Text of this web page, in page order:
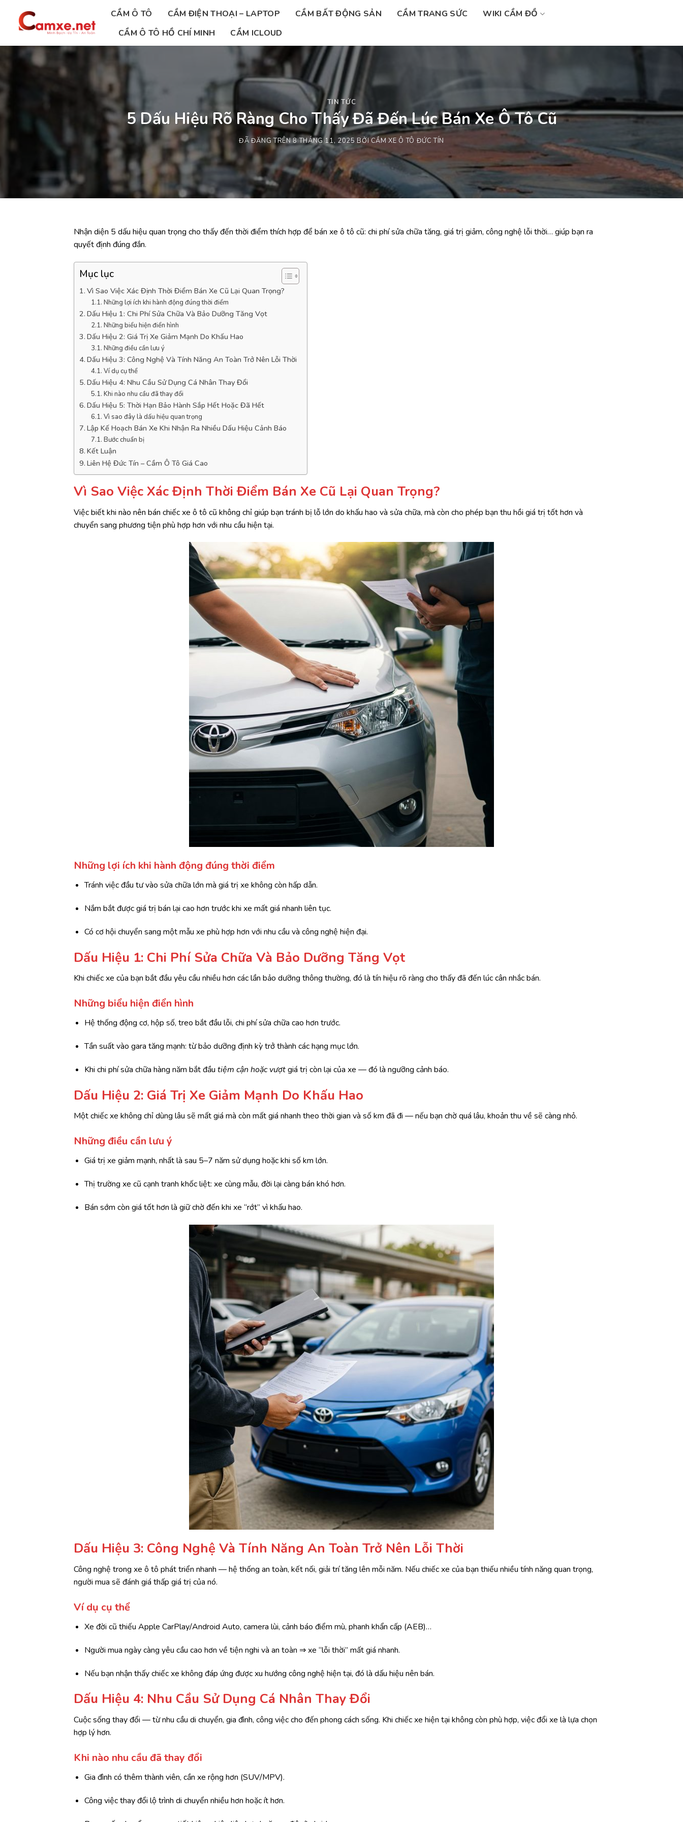
dung
CẦM Ô TÔ CẦM ĐIỆN THOẠI – LAPTOP CẦM BẤT ĐỘNG SẢN CẦM TRANG SỨC
WIKI CẦM ĐỒ
CẦM Ô TÔ HỒ CHÍ MINH
CẦM ICLOUD
TIN TỨC
5 Dấu Hiệu Rõ Ràng Cho Thấy Đã Đến Lúc Bán Xe Ô Tô Cũ
ĐÃ ĐĂNG TRÊN8 THÁNG 11, 2025 BỞICẦM XE Ô TÔ ĐỨC TÍN
Nhận diện 5 dấu hiệu quan trọng cho thấy đến thời điểm thích hợp để bán xe ô tô cũ: chi phí sửa chữa tăng, giá trị giảm, công nghệ lỗi thời… giúp bạn ra
quyết định đúng đắn.
Mục lục
Vì Sao Việc Xác Định Thời Điểm Bán Xe Cũ Lại Quan Trọng?
Những lợi ích khi hành động đúng thời điểm
Dấu Hiệu 1: Chi Phí Sửa Chữa Và Bảo Dưỡng Tăng Vọt
Những biểu hiện điển hình
Dấu Hiệu 2: Giá Trị Xe Giảm Mạnh Do Khấu Hao
Những điều cần lưu ý
Dấu Hiệu 3: Công Nghệ Và Tính Năng An Toàn Trở Nên Lỗi Thời
Ví dụ cụ thể
Dấu Hiệu 4: Nhu Cầu Sử Dụng Cá Nhân Thay Đổi
Khi nào nhu cầu đã thay đổi
Dấu Hiệu 5: Thời Hạn Bảo Hành Sắp Hết Hoặc Đã Hết
Vì sao đây là dấu hiệu quan trọng
Lập Kế Hoạch Bán Xe Khi Nhận Ra Nhiều Dấu Hiệu Cảnh Báo
Bước chuẩn bị
Kết Luận
Liên Hệ Đức Tín – Cầm Ô Tô Giá Cao
Vì Sao Việc Xác Định Thời Điểm Bán Xe Cũ Lại Quan Trọng?
Việc biết khi nào nên bán chiếc xe ô tô cũ không chỉ giúp bạn tránh bị lỗ lớn do khấu hao và sửa chữa, mà còn cho phép bạn thu hồi giá trị tốt hơn và
chuyển sang phương tiện phù hợp hơn với nhu cầu hiện tại.
Những lợi ích khi hành động đúng thời điểm
Tránh việc đầu tư vào sửa chữa lớn mà giá trị xe không còn hấp dẫn.
Nắm bắt được giá trị bán lại cao hơn trước khi xe mất giá nhanh liên tục.
Có cơ hội chuyển sang một mẫu xe phù hợp hơn với nhu cầu và công nghệ hiện đại.
Dấu Hiệu 1: Chi Phí Sửa Chữa Và Bảo Dưỡng Tăng Vọt
Khi chiếc xe của bạn bắt đầu yêu cầu nhiều hơn các lần bảo dưỡng thông thường, đó là tín hiệu rõ ràng cho thấy đã đến lúc cân nhắc bán.
Những biểu hiện điển hình
Hệ thống động cơ, hộp số, treo bắt đầu lỗi, chi phí sửa chữa cao hơn trước.
Tần suất vào gara tăng mạnh: từ bảo dưỡng định kỳ trở thành các hạng mục lớn.
Khi chi phí sửa chữa hàng năm bắt đầutiệm cận hoặc vượtgiá trị còn lại của xe — đó là ngưỡng cảnh báo.
Dấu Hiệu 2: Giá Trị Xe Giảm Mạnh Do Khấu Hao
Một chiếc xe không chỉ dùng lâu sẽ mất giá mà còn mất giá nhanh theo thời gian và số km đã đi — nếu bạn chờ quá lâu, khoản thu về sẽ càng nhỏ.
Những điều cần lưu ý
Giá trị xe giảm mạnh, nhất là sau 5–7 năm sử dụng hoặc khi số km lớn.
Thị trường xe cũ cạnh tranh khốc liệt: xe cùng mẫu, đời lại càng bán khó hơn.
Bán sớm còn giá tốt hơn là giữ chờ đến khi xe “rớt” vì khấu hao.
Dấu Hiệu 3: Công Nghệ Và Tính Năng An Toàn Trở Nên Lỗi Thời
Công nghệ trong xe ô tô phát triển nhanh — hệ thống an toàn, kết nối, giải trí tăng lên mỗi năm. Nếu chiếc xe của bạn thiếu nhiều tính năng quan trọng,
người mua sẽ đánh giá thấp giá trị của nó.
Ví dụ cụ thể
Xe đời cũ thiếu Apple CarPlay/Android Auto, camera lùi, cảnh báo điểm mù, phanh khẩn cấp (AEB)…
Người mua ngày càng yêu cầu cao hơn về tiện nghi và an toàn ⇒ xe “lỗi thời” mất giá nhanh.
Nếu bạn nhận thấy chiếc xe không đáp ứng được xu hướng công nghệ hiện tại, đó là dấu hiệu nên bán.
Dấu Hiệu 4: Nhu Cầu Sử Dụng Cá Nhân Thay Đổi
Cuộc sống thay đổi — từ nhu cầu di chuyển, gia đình, công việc cho đến phong cách sống. Khi chiếc xe hiện tại không còn phù hợp, việc đổi xe là lựa chọn
hợp lý hơn.
Khi nào nhu cầu đã thay đổi
Gia đình có thêm thành viên, cần xe rộng hơn (SUV/MPV).
Công việc thay đổi lộ trình di chuyển nhiều hơn hoặc ít hơn.